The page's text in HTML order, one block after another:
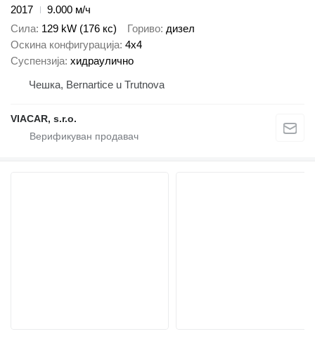
2017
9.000 м/ч
Сила 129 kW (176 кс) Гориво дизел
Оскина конфигурација 4x4
Суспензија хидраулично
Чешка, Bernartice u Trutnova
VIACAR, s.r.o.